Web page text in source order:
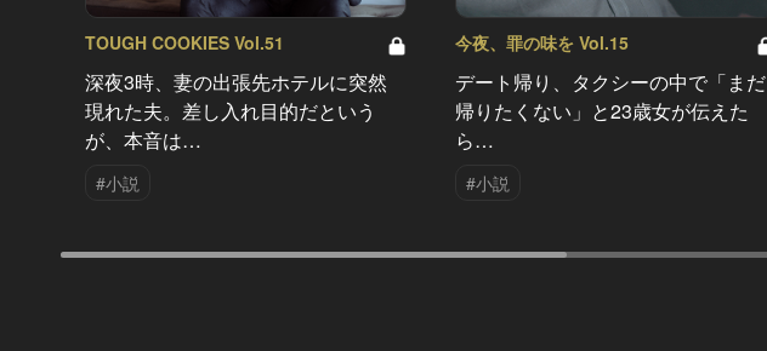
TOUGH COOKIES Vol.51
深夜3時、妻の出張先ホテルに突然
現れた夫。差し入れ目的だという
が、本音は…
#小説
今夜、罪の味を Vol.15
デート帰り、タクシーの中で「まだ
帰りたくない」と23歳女が伝えた
ら…
#小説